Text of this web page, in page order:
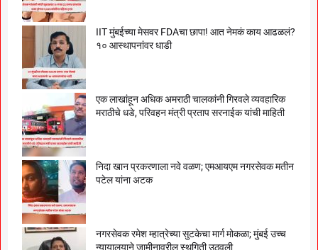
IIT मुंबईच्या मेसवर FDAचा छापा! आत नेमकं काय आढळलं?
१० आस्थापनांवर धाडी
एक लाखांहून अधिक अमराठी चालकांनी गिरवले व्यवहारिक
मराठीचे धडे, परिवहन मंत्री प्रताप सरनाईक यांची माहिती
निदा खान प्रकरणाला नवे वळण; एमआयएम नगरसेवक मतीन
पटेल यांना अटक
नगरसेवक रमेश म्हात्रेच्या सुटकेचा मार्ग मोकळा; मुंबई उच्च
न्यायालयाने जामीनावरील स्थगिती उठवली